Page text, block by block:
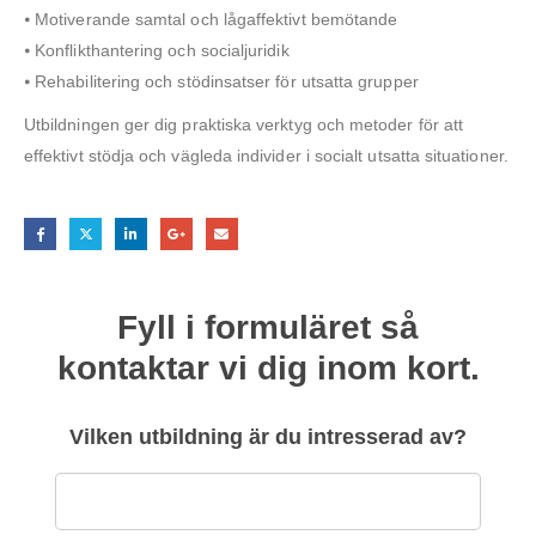
⦁ Motiverande samtal och lågaffektivt bemötande
⦁ Konflikthantering och socialjuridik
⦁ Rehabilitering och stödinsatser för utsatta grupper
Utbildningen ger dig praktiska verktyg och metoder för att
effektivt stödja och vägleda individer i socialt utsatta situationer.
Fyll i formuläret så
kontaktar vi dig inom kort.
Vilken utbildning är du intresserad av?